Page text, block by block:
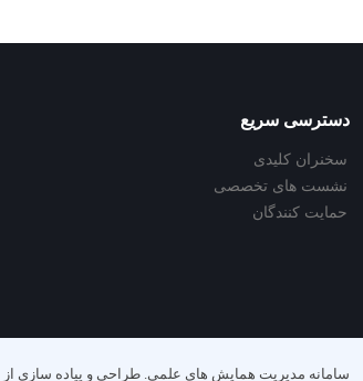
دسترسی سریع
سخنران کلیدی
نشست های تخصصی
حمایت کنندگان
سامانه مدیریت همایش های علمی. طراحی و پیاده سازی از